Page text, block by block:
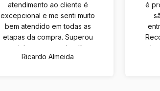
atendimento ao cliente é
excepcional e me senti muito
bem atendido em todas as
etapas da compra. Superou
minhas expectativas!"
Ricardo Almeida
é